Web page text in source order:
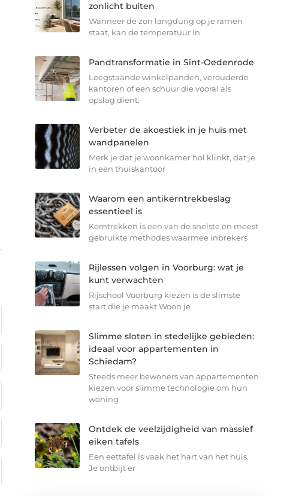
zonlicht buiten
Wanneer de zon langdurig op je ramen
staat, kan de temperatuur in
Pandtransformatie in Sint-Oedenrode
Leegstaande winkelpanden, verouderde
kantoren of een schuur die vooral als
opslag dient:
Verbeter de akoestiek in je huis met
wandpanelen
Merk je dat je woonkamer hol klinkt, dat je
in een thuiskantoor
Waarom een antikerntrekbeslag
essentieel is
Kerntrekken is een van de snelste en meest
gebruikte methodes waarmee inbrekers
Rijlessen volgen in Voorburg: wat je
kunt verwachten
Rijschool Voorburg kiezen is de slimste
start die je maakt Woon je
Slimme sloten in stedelijke gebieden:
ideaal voor appartementen in
Schiedam?
Steeds meer bewoners van appartementen
kiezen voor slimme technologie om hun
woning
Ontdek de veelzijdigheid van massief
eiken tafels
Een eettafel is vaak het hart van het huis.
Je ontbijt er